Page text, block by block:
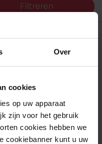
Over
cookies
op uw apparaat
zijn voor het gebruik
cookies hebben we
cookiebanner kunt u uw
Filtreren